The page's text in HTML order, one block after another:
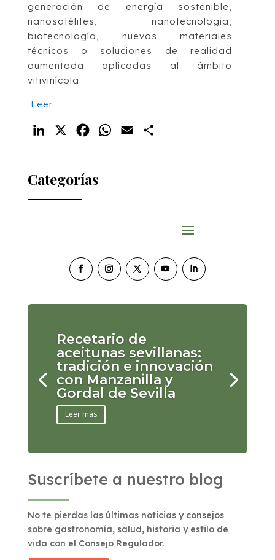
generación de energía sostenible,
nanosatélites, nanotecnología,
biotecnología, nuevos materiales
técnicos o soluciones de realidad
aumentada aplicadas al ámbito
vitivinícola.
Leer
LinkedIn FacebookWhatsApp
Email
Categorías
Recetario de
aceitunas sevillanas:
tradición e innovación
con Manzanilla y
Gordal de Sevilla
Leer más
Suscríbete a nuestro blog
No te pierdas las últimas noticias y consejos
sobre gastronomía, salud, historia y estilo de
vida con el Consejo Regulador.